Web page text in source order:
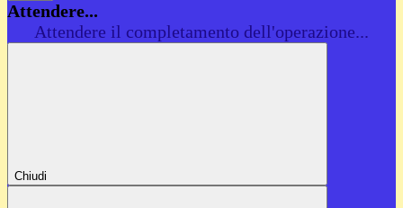
Attendere...
Attendere il completamento dell'operazione...
Chiudi